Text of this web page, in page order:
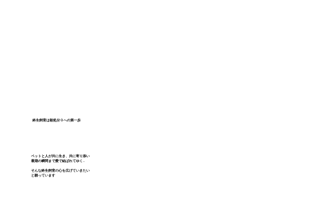
終生飼育は殺処分０への第一歩
ペットと人が共に生き、共に寄り添い
最期の瞬間まで愛で結ばれてゆく...
そんな終生飼育の心を広げていきたい
と願っています